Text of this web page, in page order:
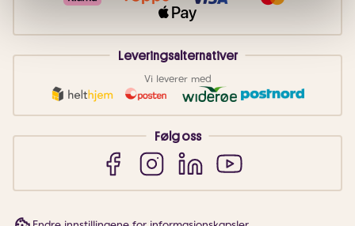
Leveringsalternativer
Vi leverer med
Følg oss